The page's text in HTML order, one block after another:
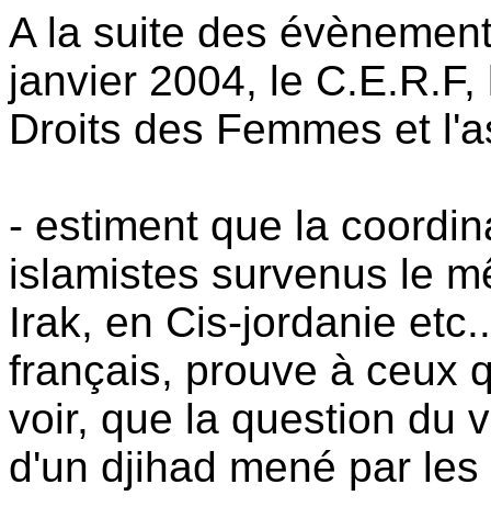
A la suite des
janvier 2004, le
Droits des Femmes et
- estiment que la
islamistes survenus le
Irak, en Cis-jordanie
français, prouve à ceux
voir, que la question du
d'un djihad mené par